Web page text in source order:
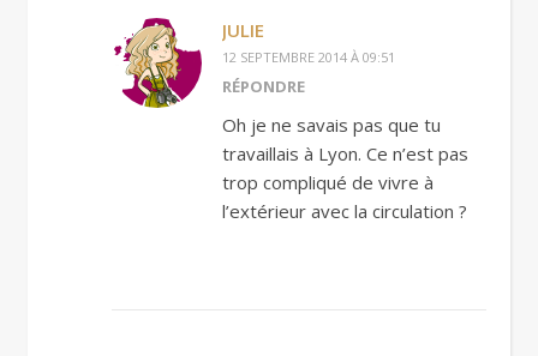
JULIE
12 SEPTEMBRE 2014 À 09:51
RÉPONDRE
Oh je ne savais pas que tu
travaillais à Lyon. Ce n’est pas
trop compliqué de vivre à
l’extérieur avec la circulation ?